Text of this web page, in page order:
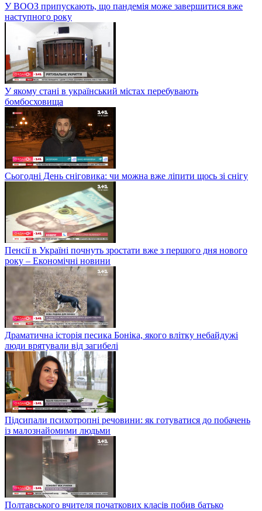
У ВООЗ припускають, що пандемія може завершитися вже
наступного року
У якому стані в український містах перебувають
бомбосховища
Сьогодні День сніговика: чи можна вже ліпити щось зі снігу
Пенсії в Україні почнуть зростати вже з першого дня нового
року – Економічні новини
Драматична історія песика Боніка, якого влітку небайдужі
люди врятували від загибелі
Підсипали психотропні речовини: як готуватися до побачень
із малознайомими людьми
Полтавського вчителя початкових класів побив батько